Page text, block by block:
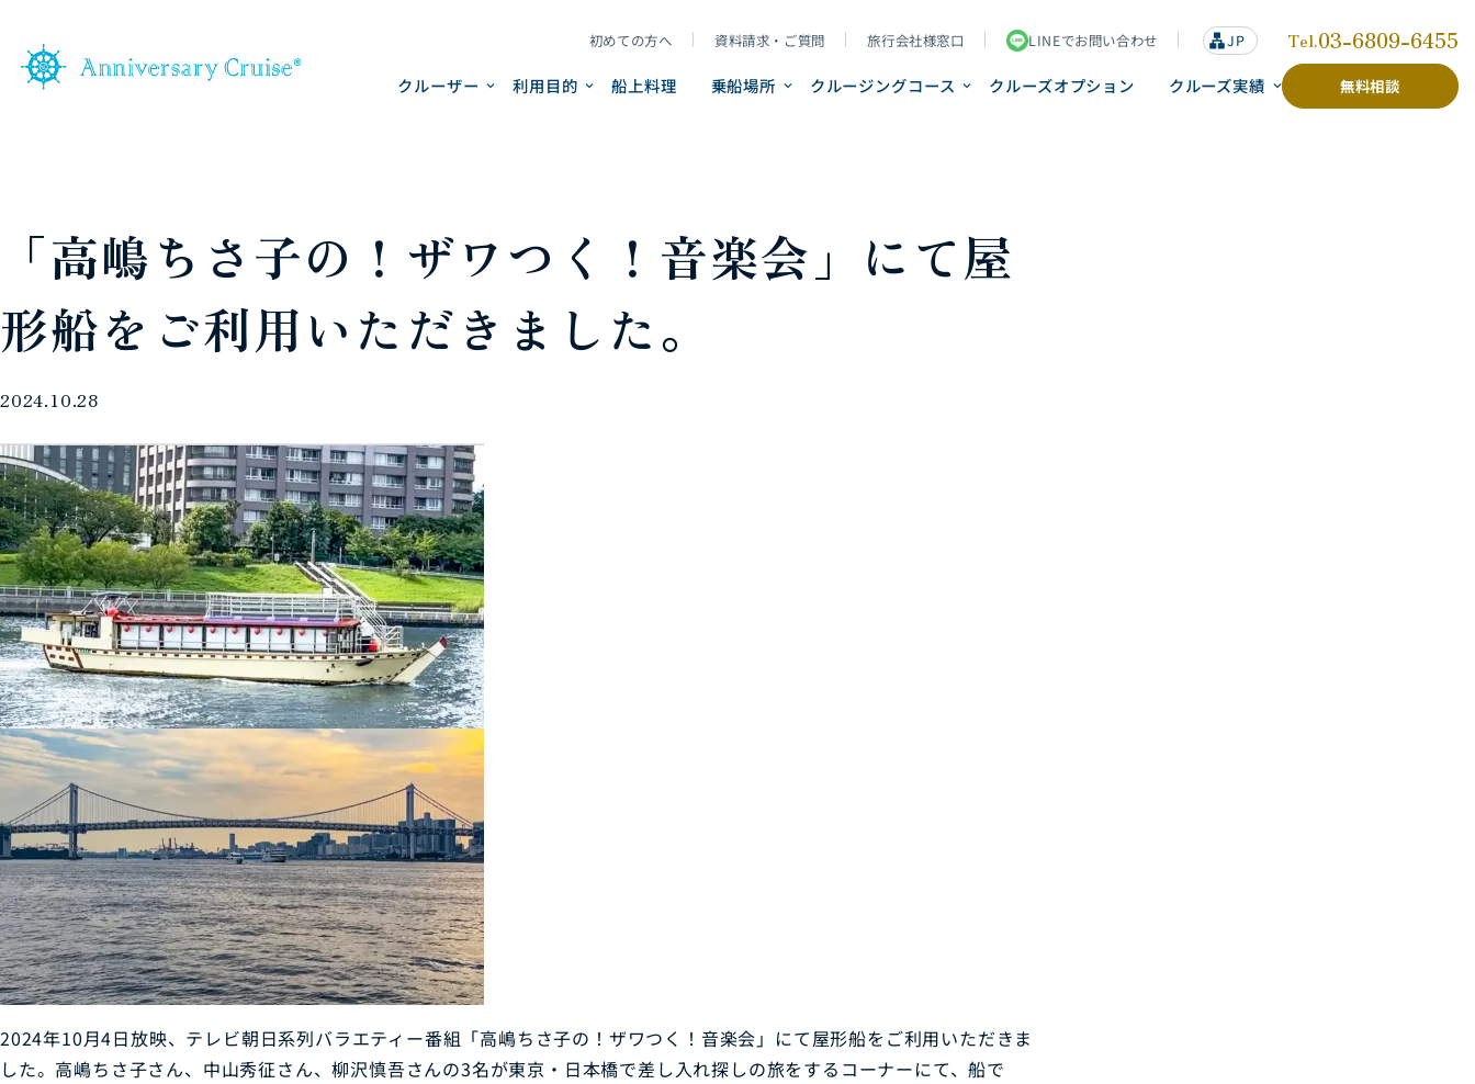
初めての方へ 資料請求・ご質問 旅行会社様窓口 LINEでお問い合わせ
lan
g
u
a
JP Tel.03-6809-6455
クルーザー 利用目的 船上料理 乗船場所 クルージングコース クルーズオプション クルーズ実績 無料相談
「高嶋ちさ子の！ザワつく！音楽会」にて屋
形船をご利用いただきました。
2024.10.28
2024年10月4日放映、テレビ朝日系列バラエティー番組「高嶋ちさ子の！ザワつく！音楽会」にて屋形船をご利用いただきま
した。高嶋ちさ子さん、中山秀征さん、柳沢慎吾さんの3名が東京・日本橋で差し入れ探しの旅をするコーナーにて、船で